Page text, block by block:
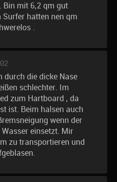
Bin mit 6,2 qm gut
Surfer hatten nen qm
.
durch die dicke Nase
schlechter. Im
zum Hartboard , da
ist. Beim halsen auch
wenn der
einsetzt. Mir
zu transportieren und